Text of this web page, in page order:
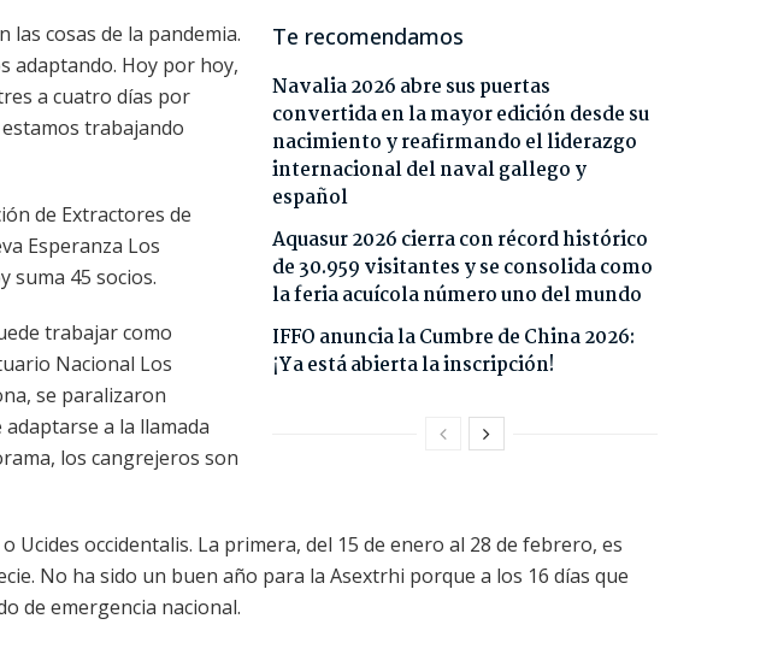
Te recomendamos
Navalia 2026 abre sus puertas
convertida en la mayor edición desde su
nacimiento y reafirmando el liderazgo
internacional del naval gallego y
español
Aquasur 2026 cierra con récord histórico
de 30.959 visitantes y se consolida como
la feria acuícola número uno del mundo
IFFO anuncia la Cumbre de China 2026:
¡Ya está abierta la inscripción!
las cosas de la pandemia.
adaptando. Hoy por hoy,
a cuatro días por
trabajando
de Extractores de
Esperanza Los
suma 45 socios.
trabajar como
Nacional Los
se paralizaron
a la llamada
los cangrejeros son
Ucides occidentalis. La primera, del 15 de enero al 28 de febrero, es
No ha sido un buen año para la Asextrhi porque a los 16 días que
de emergencia nacional.